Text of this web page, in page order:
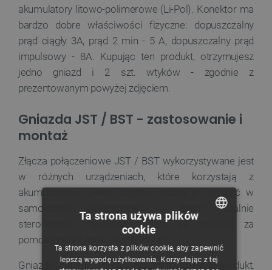
akumulatory litowo-polimerowe (Li-Pol). Konektor ma
bardzo dobre właściwości fizyczne: dopuszczalny
prąd ciągły 3A, prąd 2 min - 5 A, dopuszczalny prąd
impulsowy - 8A. Kupując ten produkt, otrzymujesz
jedno gniazd i 2 szt. wtyków - zgodnie z
prezentowanym powyżej zdjęciem.
Gniazda JST / BST - zastosowanie i
montaż
Złącza połączeniowe JST / BST wykorzystywane jest
w różnych urządzeniach, które korzystają z
akumulatorów Li-Pol. Często można je spotkać w
samolotach elektrycznych i innych zdalnie
sterowanych maszynach, które są zasilane za
pomocą podobnych akumulatorów.
Gniazdo JST - BEC do akumulatorów Li-Pol to produkt,
CZECH
Ta strona używa plików
cookie
Ta strona korzysta z plików cookie, aby zapewnić
lepszą wygodę użytkowania. Korzystając z tej